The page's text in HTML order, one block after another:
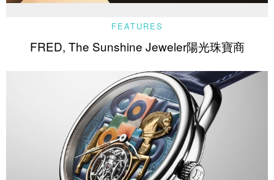
FEATURES
FRED, The Sunshine Jeweler陽光珠寶商